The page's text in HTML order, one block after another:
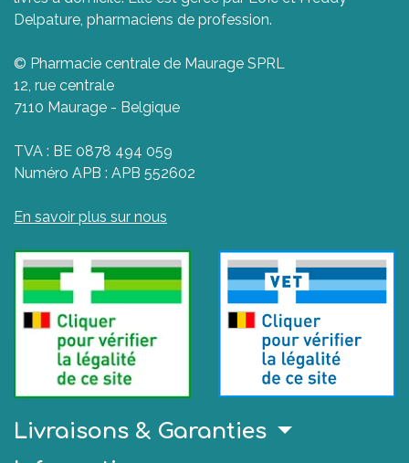
Delpature, pharmaciens de profession.
© Pharmacie centrale de Maurage SPRL
12, rue centrale
7110 Maurage - Belgique
TVA : BE 0878 494 059
Numéro APB : APB 552602
En savoir plus sur nous
Livraisons & Garanties